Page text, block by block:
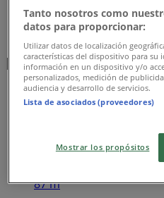
Κοντινά
Μάρνη 24, Αθήνα
87 m
Tanto nosotros como
datos para proporcionar:
Utilizar datos de localización
características del dispositivo para su
información en un dispositivo y/o
personalizados, medición de
audiencia y desarrollo de servicios.
Lista de asociados (proveedores)
Mostrar los propósitos